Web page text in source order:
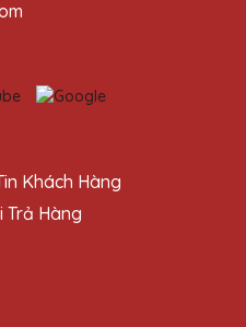
Khách Hàng
Trả Hàng